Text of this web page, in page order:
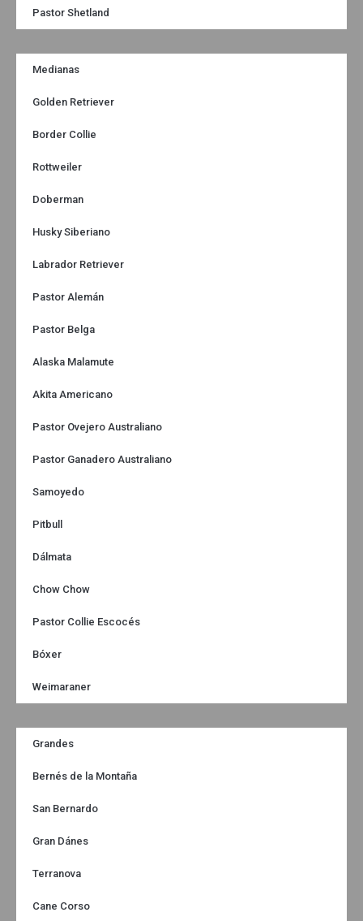
Pastor Shetland
Medianas
Golden Retriever
Border Collie
Rottweiler
Doberman
Husky Siberiano
Labrador Retriever
Pastor Alemán
Pastor Belga
Alaska Malamute
Akita Americano
Pastor Ovejero Australiano
Pastor Ganadero Australiano
Samoyedo
Pitbull
Dálmata
Chow Chow
Pastor Collie Escocés
Bóxer
Weimaraner
Grandes
Bernés de la Montaña
San Bernardo
Gran Dánes
Terranova
Cane Corso